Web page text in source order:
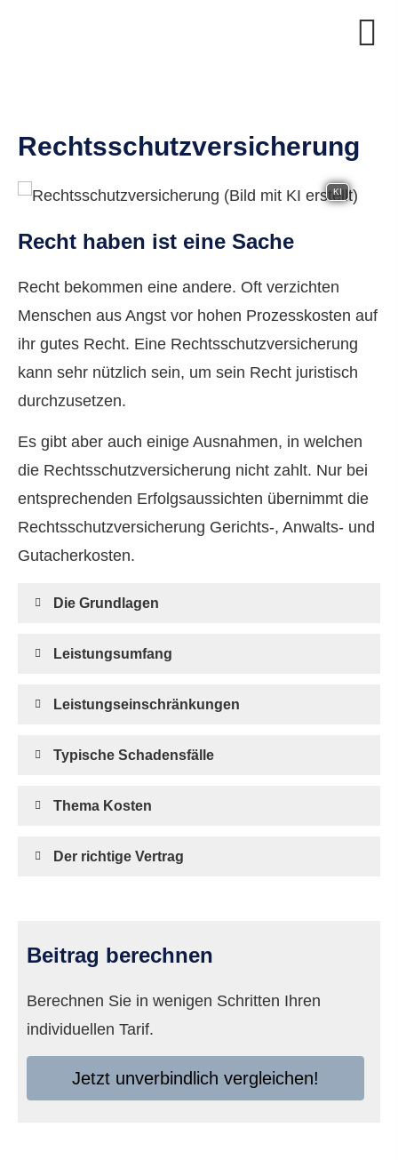
Rechts­schutz­ver­si­che­rung
KI
Recht haben ist eine Sache
Recht bekommen eine andere. Oft verzichten
Menschen aus Angst vor hohen Prozesskosten auf
ihr gutes Recht. Eine Rechts­schutz­ver­si­che­rung
kann sehr nützlich sein, um sein Recht juristisch
durchzusetzen.
Es gibt aber auch einige Ausnahmen, in welchen
die Rechts­schutz­ver­si­che­rung nicht zahlt. Nur bei
entsprechenden Erfolgsaussichten übernimmt die
Rechts­schutz­ver­si­che­rung Gerichts-, Anwalts- und
Gutacherkosten.
Die Grundlagen
Leistungsumfang
Leistungseinschränkungen
Typische Schadensfälle
Thema Kosten
Der richtige Vertrag
Beitrag berechnen
Berechnen Sie in wenigen Schritten Ihren
individuellen Tarif.
Jetzt unverbindlich ver­gleichen!